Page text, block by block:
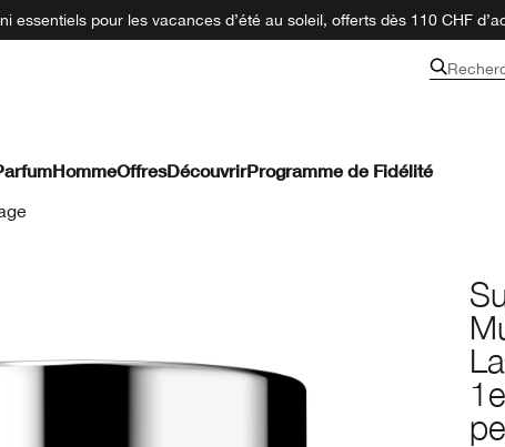
essentiels pour les vacances d’été au soleil, offerts dès 110 CHF
HommeOffresDécouvrirProgramme de Fidélité